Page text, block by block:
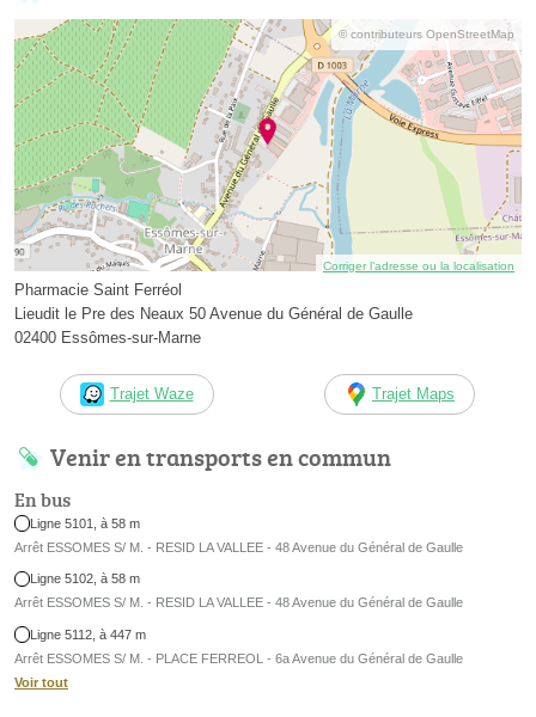
© contributeurs OpenStreetMap
Corriger l’adresse ou la localisation
Pharmacie Saint Ferréol
Lieudit le Pre des Neaux 50 Avenue du Général de Gaulle
02400 Essômes-sur-Marne
Trajet Waze Trajet Maps
Venir en transports en commun
En bus
Ligne 5101, à 58 m
Arrêt ESSOMES S/ M. - RESID LA VALLEE - 48 Avenue du Général de Gaulle
Ligne 5102, à 58 m
Arrêt ESSOMES S/ M. - RESID LA VALLEE - 48 Avenue du Général de Gaulle
Ligne 5112, à 447 m
Arrêt ESSOMES S/ M. - PLACE FERREOL - 6a Avenue du Général de Gaulle
Voir tout